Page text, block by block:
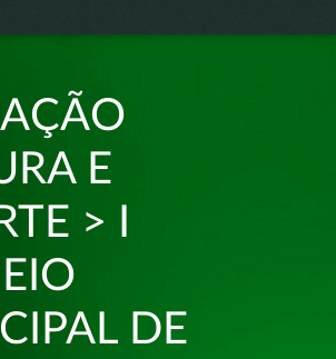
E
> I
DE